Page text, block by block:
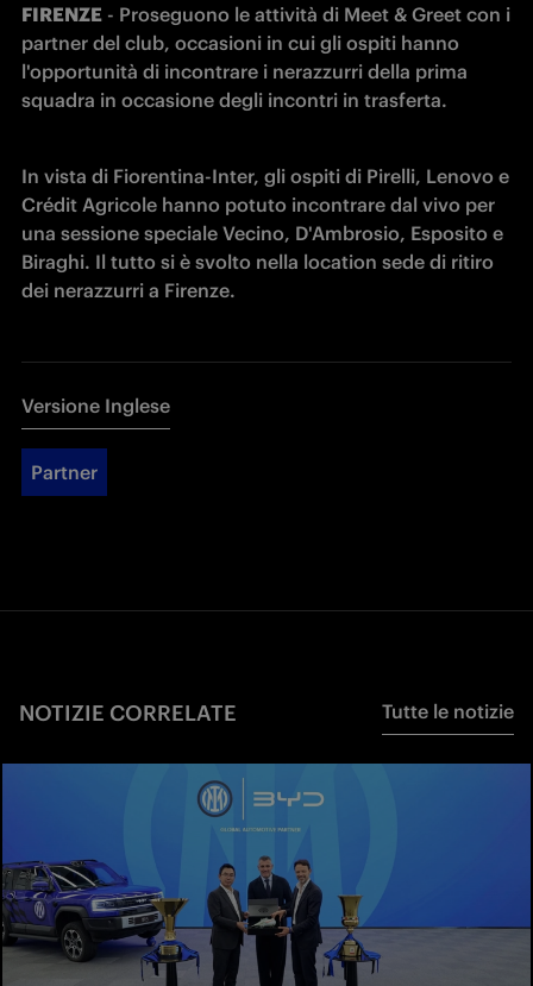
FIRENZE - Proseguono le attività di Meet & Greet con i
partner del club, occasioni in cui gli ospiti hanno
l'opportunità di incontrare i nerazzurri della prima
squadra in occasione degli incontri in trasferta.
In vista di Fiorentina-Inter, gli ospiti di Pirelli, Lenovo e
Crédit Agricole hanno potuto incontrare dal vivo per
una sessione speciale Vecino, D'Ambrosio, Esposito e
Biraghi. Il tutto si è svolto nella location sede di ritiro
dei nerazzurri a Firenze.
Versione Inglese
Partner
NOTIZIE CORRELATE Tutte le notizie